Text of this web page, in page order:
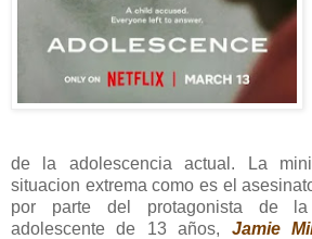
de la adolescencia actual. La
situacion extrema como es el
por parte del protagonista de
adolescente de 13 años, Jamie